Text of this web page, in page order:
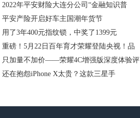
2022年平安财险大连分公司“金融知识普
平安产险开启好车主国潮年货节
用了3年400元指纹锁，中奖了1399元
重磅！5月22日百年育才荣耀登陆央视！品
只加量不加价——荣耀4C增强版深度体验评
还在抱怨iPhone X太贵？这款三星手